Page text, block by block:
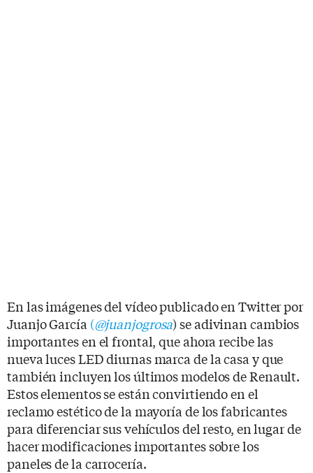
En las imágenes del vídeo publicado en Twitter por
Juanjo García (@juanjogrosa) se adivinan cambios
importantes en el frontal, que ahora recibe las
nueva luces LED diurnas marca de la casa y que
también incluyen los últimos modelos de Renault.
Estos elementos se están convirtiendo en el
reclamo estético de la mayoría de los fabricantes
para diferenciar sus vehículos del resto, en lugar de
hacer modificaciones importantes sobre los
paneles de la carrocería.